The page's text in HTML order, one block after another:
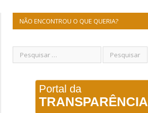
NÃO ENCONTROU O QUE QUERIA?
Portal da
TRANSPARÊNCIA